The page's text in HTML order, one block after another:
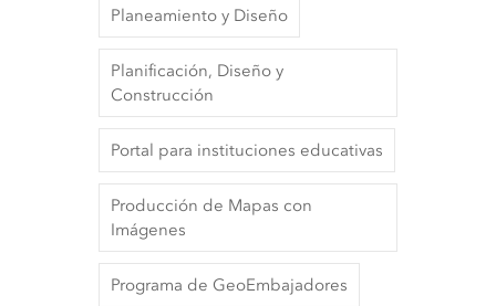
Planeamiento y Diseño
Planificación, Diseño y
Construcción
Portal para instituciones educativas
Producción de Mapas con
Imágenes
Programa de GeoEmbajadores